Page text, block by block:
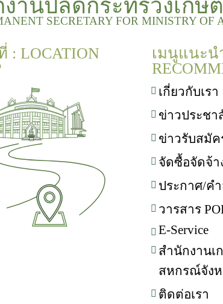
านปลัดกระทรวงเก
SECRETARY FOR MINISTRY OF
: LOCATION
เมนูแนะน
เกี่ยวกับเรา
ข่าวประช
ข่าวรับสมัค
จัดซื้อจัดจ้า
ประกาศ/ค
วารสาร
E-Service
สำนักงานเ
สหกรณ์จัง
ติดต่อเรา